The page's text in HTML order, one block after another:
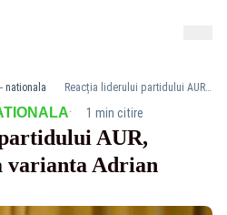
nationala Reacția liderului partidului AUR, George Simion, la varianta Adrian Veștea premier
· 1 min citire
AUR,
varianta Adrian